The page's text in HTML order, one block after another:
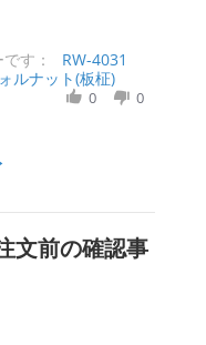
す：
RW-4031
ルナット(板柾)
0 0
文前の確認事